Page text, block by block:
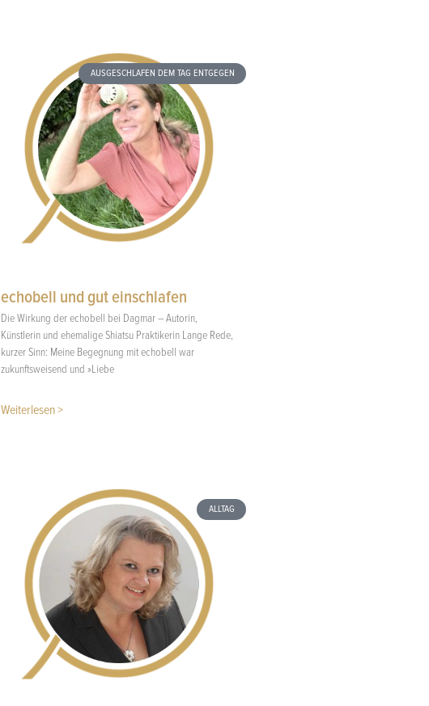
AUSGESCHLAFEN DEM TAG ENTGEGEN
echobell und gut einschlafen
Die Wirkung der echobell bei Dagmar – Autorin,
Künstlerin und ehemalige Shiatsu Praktikerin Lange Rede,
kurzer Sinn: Meine Begegnung mit echobell war
zukunftsweisend und »Liebe
Weiterlesen >
ALLTAG